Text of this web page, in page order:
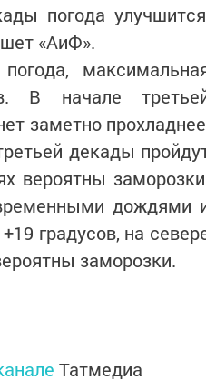
погода
«АиФ».
В начале
заметно
декады
вероятны
дождями
градусов, на
заморозки.
Татмедиа